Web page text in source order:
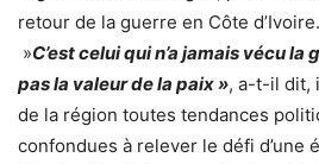
retour de la guerre en Côte d’Ivoire.
»C’est celui qui n’a jamais vécu
pas la valeur de la paix », a-t-il dit,
de la région toutes tendances
confondues à relever le défi d’une